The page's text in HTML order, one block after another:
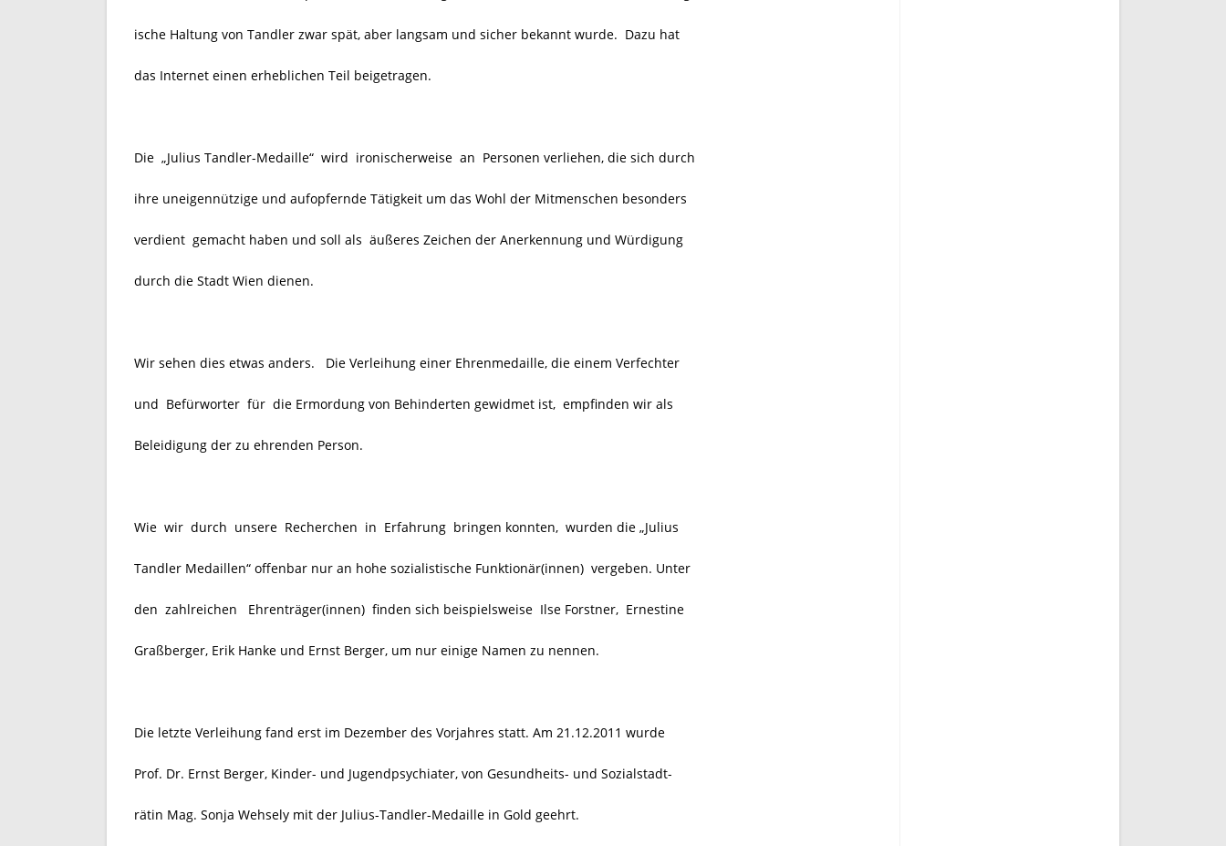
ische Haltung von Tandler zwar spät, aber langsam und sicher bekannt wurde. Dazu hat
das Internet einen erheblichen Teil beigetragen.
Die „Julius Tandler-Medaille“ wird ironischerweise an Personen verliehen, die sich durch
ihre uneigennützige und aufopfernde Tätigkeit um das Wohl der Mitmenschen besonders
verdient gemacht haben und soll als äußeres Zeichen der Anerkennung und Würdigung
durch die Stadt Wien dienen.
Wir sehen dies etwas anders. Die Verleihung einer Ehrenmedaille, die einem Verfechter
und Befürworter für die Ermordung von Behinderten gewidmet ist, empfinden wir als
Beleidigung der zu ehrenden Person.
Wie wir durch unsere Recherchen in Erfahrung bringen konnten, wurden die „Julius
Tandler Medaillen“ offenbar nur an hohe sozialistische Funktionär(innen) vergeben. Unter
den zahlreichen Ehrenträger(innen) finden sich beispielsweise Ilse Forstner, Ernestine
Graßberger, Erik Hanke und Ernst Berger, um nur einige Namen zu nennen.
Die letzte Verleihung fand erst im Dezember des Vorjahres statt. Am 21.12.2011 wurde
Prof. Dr. Ernst Berger, Kinder- und Jugendpsychiater, von Gesundheits- und Sozialstadt-
rätin Mag. Sonja Wehsely mit der Julius-Tandler-Medaille in Gold geehrt.